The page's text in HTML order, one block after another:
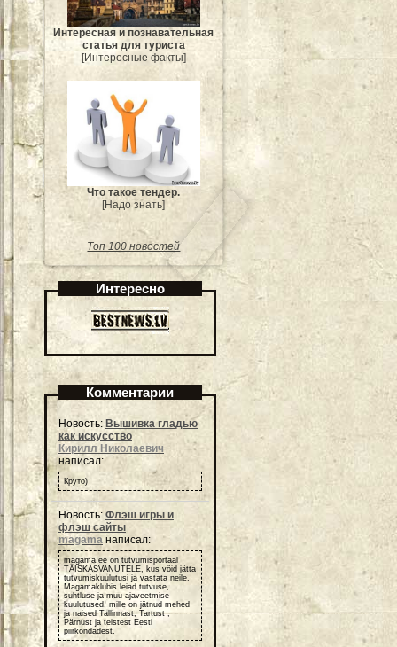
Интересная и познавательная
статья для туриста
[Интересные факты]
Что такое тендер.
[Надо знать]
Топ 100 новостей
Интересно
Комментарии
Новость: Вышивка гладью
как искусство
Кирилл Николаевич
написал:
Круто)
Новость: Флэш игры и
флэш сайты
magama написал:
magama.ee on tutvumisportaal
TÄISKASVANUTELE, kus võid jätta
tutvumiskuulutusi ja vastata neile.
Magamaklubis leiad tutvuse,
suhtluse ja muu ajaveetmise
kuulutused, mille on jätnud mehed
ja naised Tallinnast, Tartust ,
Pärnust ja teistest Eesti
piirkondadest.